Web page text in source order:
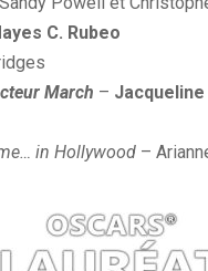
C. Rubeo
March –
in Hollywood –